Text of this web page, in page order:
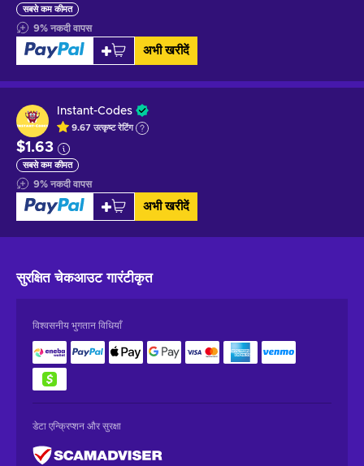
सबसे कम कीमत
9% नकदी वापस
अभी खरीदें
Instant-Codes
9.67 उत्कृष्टरेटिंग
$1.63
सबसे कम कीमत
9% नकदी वापस
अभी खरीदें
सुरक्षित चेकआउटगारंटीकृत
विश्वसनीय भुगतान विधियाँ
डेटा एन्क्रिप्शन और सुरक्षा